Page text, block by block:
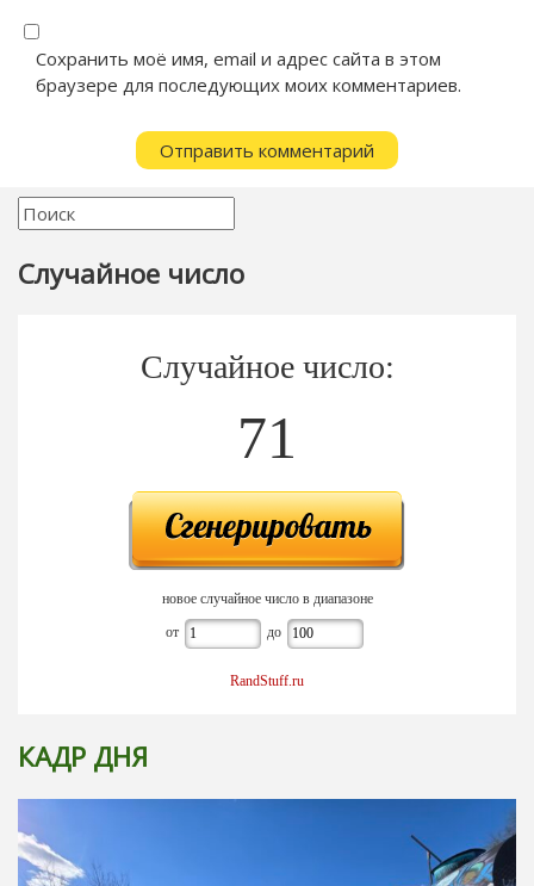
Сохранить моё имя, email и адрес сайта в этом
браузере для последующих моих комментариев.
Случайное число
Случайное число:
71
новое случайное число в диапазоне
от до
RandStuff.ru
КАДР ДНЯ